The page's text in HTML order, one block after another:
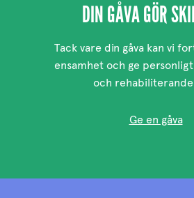
DIN GÅVA GÖR
Tack vare din gåva kan vi
ensamhet och ge
och
Ge en gåva